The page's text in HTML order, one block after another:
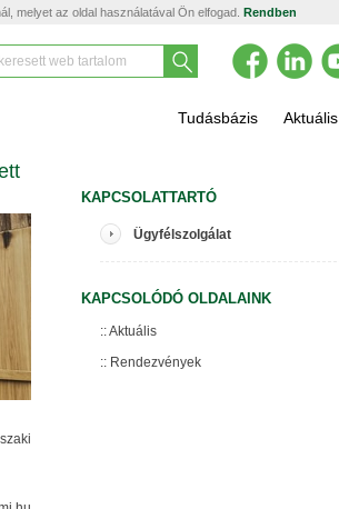
melyet az oldal használatával Ön elfogad. Rendben
Tudásbázis Aktuális
KAPCSOLATTARTÓ
Ügyfélszolgálat
KAPCSOLÓDÓ OLDALAINK
Aktuális
Rendezvények